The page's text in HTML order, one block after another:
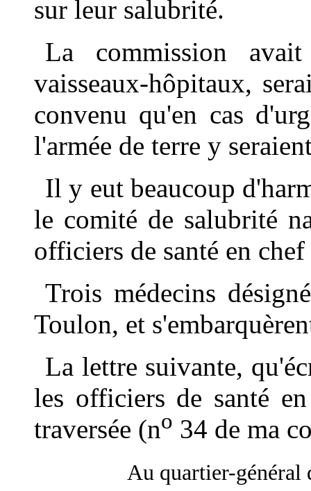
sur leur salubrité.
La commission
vaisseaux-hôpitaux,
convenu qu'en cas
l'armée de terre y
Il y eut beaucoup
le comité de salubrité
officiers de santé en
Trois médecins
Toulon, et
La lettre suivante,
les officiers de santé
traversée (no 34 de ma
Au quartier-général